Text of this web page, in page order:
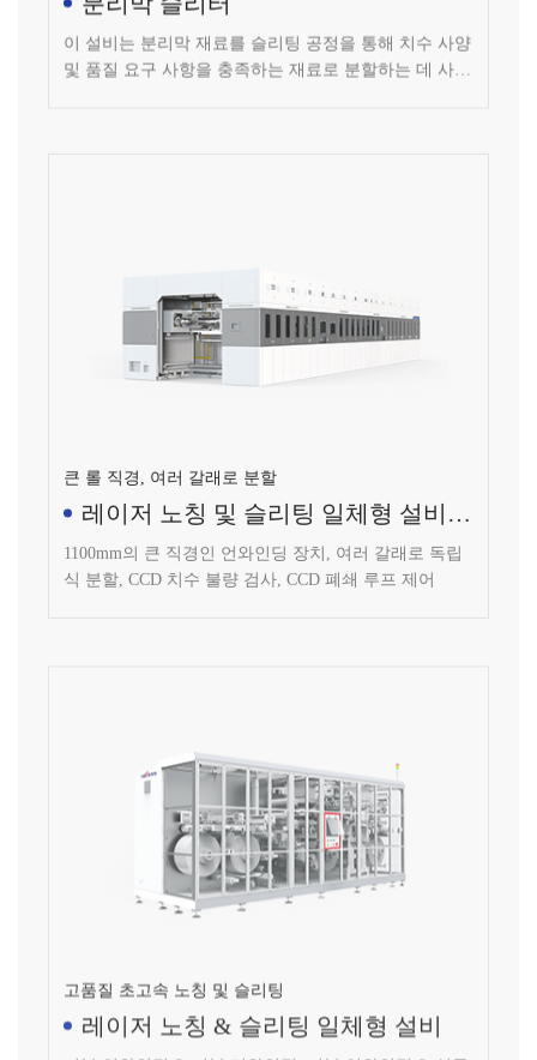
및 품질 요구 사항을 충족하는 재료로 분할하는 데 사용
됩니다.
레이저 노칭 및 슬리팅 일체형 설비(1
대 4)
1100mm의 큰 직경인 언와인딩 장치, 여러 갈래로 독립
식 분할, CCD 치수 불량 검사, CCD 폐쇄 루프 제어
레이저 노칭 & 슬리팅 일체형 설비
더블 언와인딩 & 더블 리와인딩, 더블 언와인딩 & 싱글
리와인딩, 더블 언와인딩 & 쿼트러플 리와인딩 선택 가